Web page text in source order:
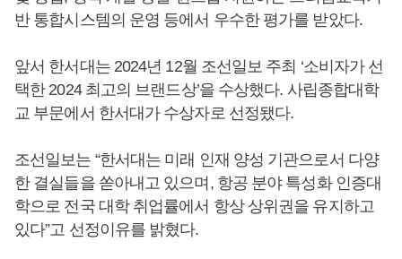
반 통합시스템의 운영 등에서 우수한 평가를 받았다.
앞서 한서대는 2024년 12월 조선일보 주최 ‘소비자가 선
택한 2024 최고의 브랜드상’을 수상했다. 사립종합대학
교 부문에서 한서대가 수상자로 선정됐다.
조선일보는 “한서대는 미래 인재 양성 기관으로서 다양
한 결실들을 쏟아내고 있으며, 항공 분야 특성화 인증대
학으로 전국 대학 취업률에서 항상 상위권을 유지하고
있다”고 선정이유를 밝혔다.